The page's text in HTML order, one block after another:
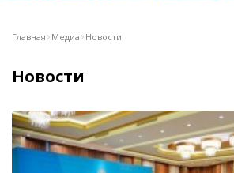
Главная Медиа Новости
Новости